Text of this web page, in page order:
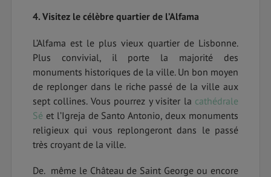
4. Visitez le célèbre quartier de l’Alfama
L’Alfama est le plus vieux quartier de Lisbonne.
Plus convivial, il porte la majorité des
monuments historiques de la ville. Un bon moyen
de replonger dans le riche passé de la ville aux
sept collines. Vous pourrez y visiter la cathédrale
Sé et l’Igreja de Santo Antonio, deux monuments
religieux qui vous replongeront dans le passé
très croyant de la ville.
De. même le Château de Saint George ou encore